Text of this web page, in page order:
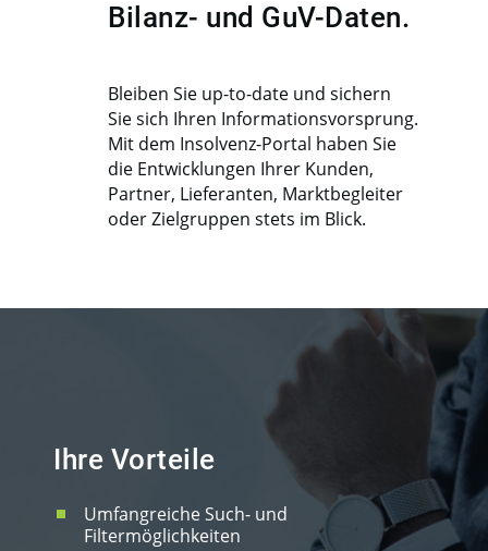
Bilanz- und GuV-Daten.
Bleiben Sie up-to-date und sichern
Sie sich Ihren Informationsvorsprung.
Mit dem Insolvenz-Portal haben Sie
die Entwicklungen Ihrer Kunden,
Partner, Lieferanten, Marktbegleiter
oder Zielgruppen stets im Blick.
Ihre Vorteile
Umfangreiche Such- und
Filtermöglichkeiten